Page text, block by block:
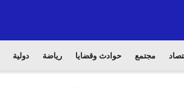
مجتمع حوادث وقضايا رياضة دولية